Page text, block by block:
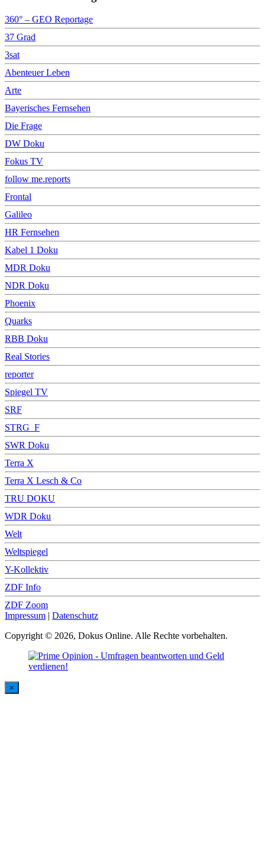
360° – GEO Reportage
37 Grad
3sat
Abenteuer Leben
Arte
Bayerisches Fernsehen
Die Frage
DW Doku
Fokus TV
follow me.reports
Frontal
Galileo
HR Fernsehen
Kabel 1 Doku
MDR Doku
NDR Doku
Phoenix
Quarks
RBB Doku
Real Stories
reporter
Spiegel TV
SRF
STRG_F
SWR Doku
Terra X
Terra X Lesch & Co
TRU DOKU
WDR Doku
Welt
Weltspiegel
Y-Kollektiv
ZDF Info
ZDF Zoom
Impressum | Datenschutz
Copyright © 2026, Dokus Online. Alle Rechte vorbehalten.
×